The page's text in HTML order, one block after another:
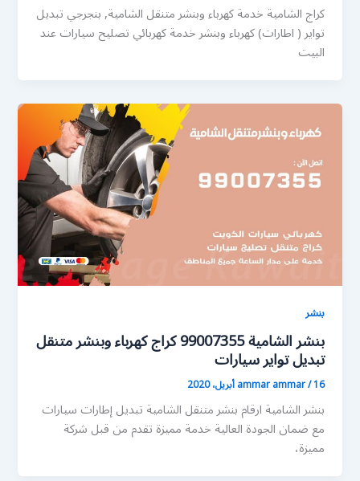
كراج الشامية خدمة كهرباء وبنشر متنقل الشامية, بنجرجي تبديل
تواير ( اطارات) كهرباء وبنشر خدمة كهربائي تصليح سيارات عند
البيت
بنشر
بنشر الشامية 99007355 كراج كهرباء وبنشر متنقل
تبديل تواير سيارات
ammar ammar/16 أبريل، 2020
بنشر الشامية ارقام بنشر متنقل الشامية تبديل إطارات سيارات
مع ضمان الجودة العالية خدمة مميزة تقدم من قبل شركة
مميزة،